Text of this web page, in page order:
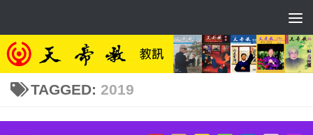
TAGGED: 2019